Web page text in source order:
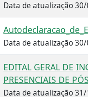
Data de atualização
Data de atualização
EDITAL GERAL DE
PRESENCIAIS DE
Data de atualização